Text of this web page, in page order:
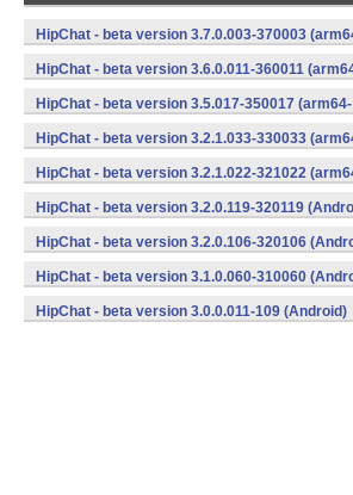
HipChat - beta version 3.7.0.003-370003
v8a,armeabi,armeabi-
HipChat - beta version 3.6.0.011-360011
v8a,armeabi,armeabi-
HipChat - beta version 3.5.017-350017 (arm64-
v8a,armeabi,armeabi-
HipChat - beta version 3.2.1.033-330033
v8a,armeabi,armeabi-
HipChat - beta version 3.2.1.022-321022
v8a,armeabi,armeabi-
HipChat - beta version 3.2.0.119-320119
HipChat - beta version 3.2.0.106-320106
HipChat - beta version 3.1.0.060-310060
HipChat - beta version 3.0.0.011-109 (Android)